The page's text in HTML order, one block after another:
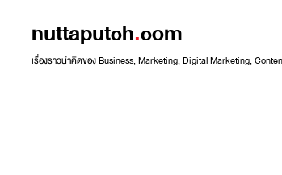
nuttaputch.com
เรื่องราวน่าคิดของ Business, Marketing, Digital Marketing,